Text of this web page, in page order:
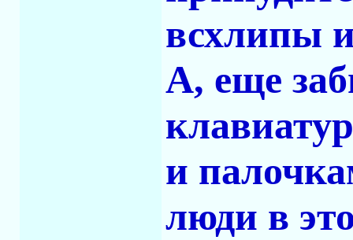
всхлипы
А, еще
и
люди в